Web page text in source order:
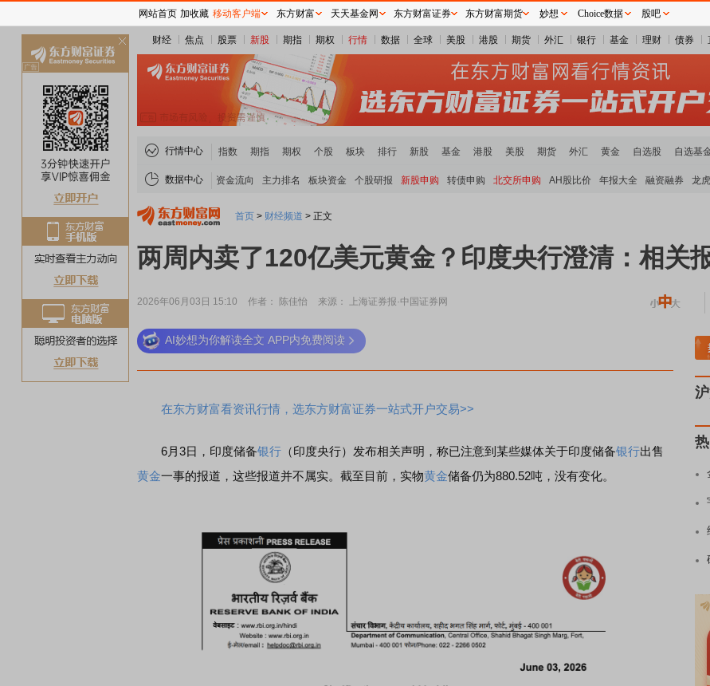
财经 焦点 股票 新股 期指 期权 行情 数据 全球 美股 港股 期货 外汇 银行 基金 理财 债券
行情中心 指数 期指 期权 个股 板块 排行 新股 基金 港股 美股 期货 外汇 黄金 自选股 自选基
数据中心 资金流向 主力排名 板块资金 个股研报 新股申购 转债申购 北交所申购 AH股比价 年报大全 融资融券 龙
首页 > 财经频道 > 正文
两周内卖了120亿美元黄金？印度央行澄清：相关
2026年06月03日 15:10 作者： 陈佳怡 来源： 上海证券报·中国证券网
AI妙想为你解读全文 APP内免费阅读
在东方财富看资讯行情，选东方财富证券一站式开户交易>>
6月3日，印度储备银行 （印度央行）发布相关声明，称已注意到某些媒体关于印度储备银行出售
黄金一事的报道，这些报道并不属实。截至目前，实物黄金储备仍为880.52吨，没有变化。
稀土板块领涨
网站首页 加收藏 移动客户端 东方财富 天天基金网 东方财富证券 东方财富期货 妙想 Choice数据 股吧
关